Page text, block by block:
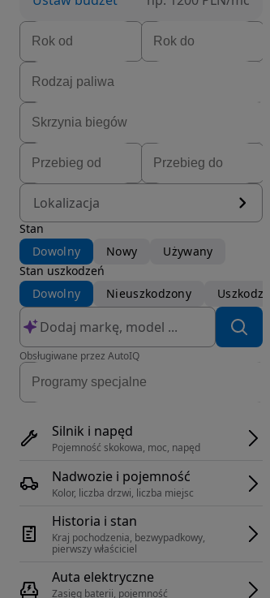
Lokalizacja
Stan
Dowolny
Nowy
Używany
Stan uszkodzeń
Dowolny
Nieuszkodzony
Obsługiwane przez AutoIQ
Silnik i napęd
Pojemność skokowa, moc, napęd
Nadwozie i pojemność
Kolor, liczba drzwi, liczba miejsc
Historia i stan
Kraj pochodzenia, bezwypadkowy,
pierwszy właściciel
Auta elektryczne
Zasięg baterii, pojemność